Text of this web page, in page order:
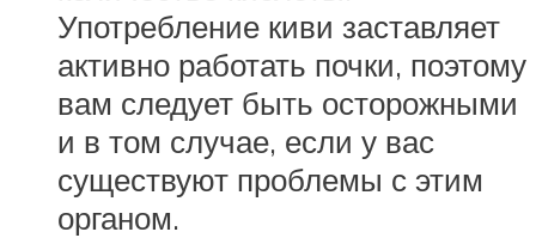
Употребление киви заставляет
активно работать почки, поэтому
вам следует быть осторожными
и в том случае, если у вас
существуют проблемы с этим
органом.